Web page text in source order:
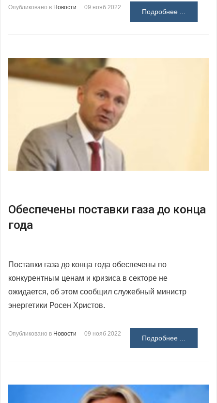
Опубликовано в Новости 09 нояб 2022
Подробнее ...
Обеспечены поставки газа до конца
года
Поставки газа до конца года обеспечены по
конкурентным ценам и кризиса в секторе не
ожидается, об этом сообщил служебный министр
энергетики Росен Христов.
Опубликовано в Новости 09 нояб 2022
Подробнее ...